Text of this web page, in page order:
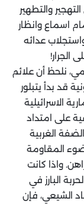
والتطهير
اسماع وانظار
عدائه
الجرار!
نلحظ أن علائم
قد بدأ يتبلور
الاسرائيلية
على امتداد
الغربية
والقدس) وايضاً (2) في ضوء المقاومة
واذا كانت
البارز في
الشيعي، فإن